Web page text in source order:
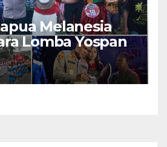
Melanesia
Lomba Yospan
Barat